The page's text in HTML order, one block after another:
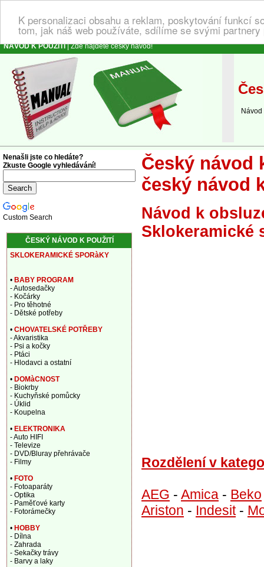
K personalizaci obsahu a reklam, poskytování funkcí
tom, jak náš web používáte, sdílíme se svými
NÁVOD K POUŽITÍ| Zde najdete český návod!
Návod
Český návod
český návod
Návod k
Sklokeramické
Rozdělení v
AEG - Amica - Beko
Ariston - Indesit-
Nenašli jste co hledáte?
Zkuste Google vyhledávání!
Custom Search
ČESKÝ NÁVOD K POUŽITÍ
SKLOKERAMICKÉ SPORàKY
• BABY PROGRAM
- Autosedačky
- Kočárky
- Pro těhotné
- Dětské potřeby
• CHOVATELSKÉ POTŘEBY
- Akvaristika
- Psi a kočky
- Ptáci
- Hlodavci a ostatní
• DOMàCNOST
- Biokrby
- Kuchyňské pomůcky
- Úklid
- Koupelna
• ELEKTRONIKA
- Auto HIFI
- Televize
- DVD/Bluray přehrávače
- Filmy
• FOTO
- Fotoaparáty
- Optika
- Paměťové karty
- Fotorámečky
• HOBBY
- Dílna
- Zahrada
- Sekačky trávy
- Barvy a laky